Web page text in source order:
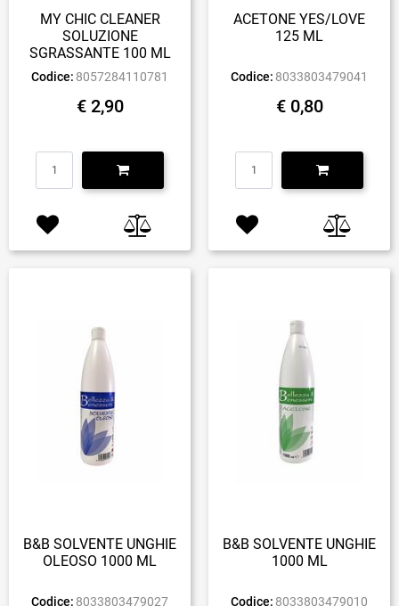
MY CHIC CLEANER
SOLUZIONE
SGRASSANTE 100 ML
Codice: 8057284110781
€ 2,90
Quantità
ACETONE YES/LOVE
125 ML
Codice: 8033803479041
€ 0,80
Quantità
B&B SOLVENTE UNGHIE
OLEOSO 1000 ML
Codice: 8033803479027
B&B SOLVENTE UNGHIE
1000 ML
Codice: 8033803479010